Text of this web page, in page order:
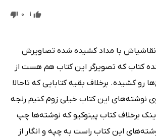
1
0
با مداد کشیده شده تصاویرش
کتاب که تصویرگر این کتاب هم هست از
رو کشیده. برخلاف بقیه کتابایی که تاحالا
نوشته‌های این کتاب خیلی زوم کنیم رنجه
برخلاف کتاب پینوکیو که نوشته‌ها چپ
این کتاب راست به چپه و انگار از